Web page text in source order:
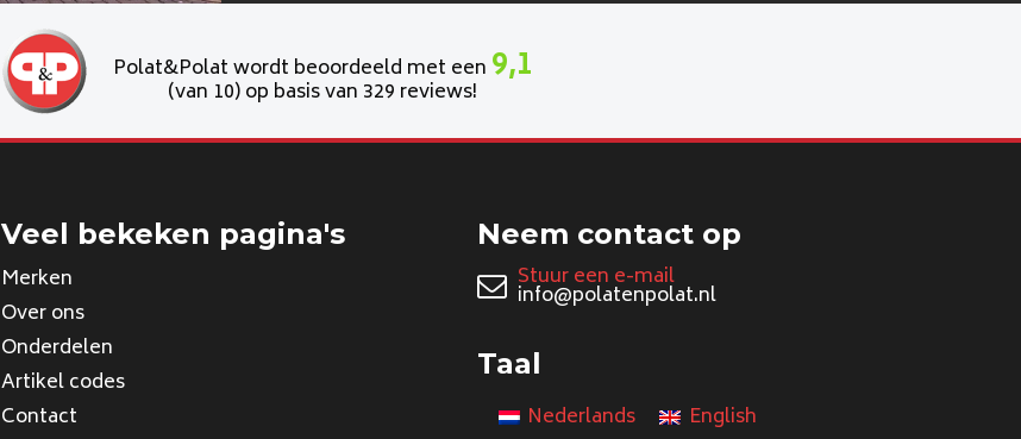
Polat&Polat wordt beoordeeld met een 9,1
(van 10) op basis van 329 reviews!
Veel bekeken pagina's
Merken
Over ons
Onderdelen
Artikel codes
Contact
Neem contact op
Stuur een e-mail
info@polatenpolat.nl
Taal
Nederlands English